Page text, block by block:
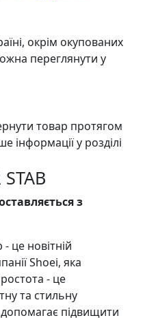
окрім окупованих
переглянути у
товар протягом
інформації у розділі
з
це новітній
Shoei, яка
- це
та стильну
підвищити